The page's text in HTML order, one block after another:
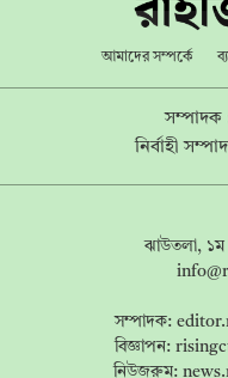
আমাদের সম্পর্কে
নির্বাহী
ঝাউতলা, ১ম
সম্পাদক:
বিজ্ঞাপন:
নিউজরুম: